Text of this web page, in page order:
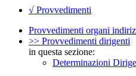
√ Provvedimenti
Provvedimenti organi
>> Provvedimenti dirigenti
in questa sezione:
Determinazioni